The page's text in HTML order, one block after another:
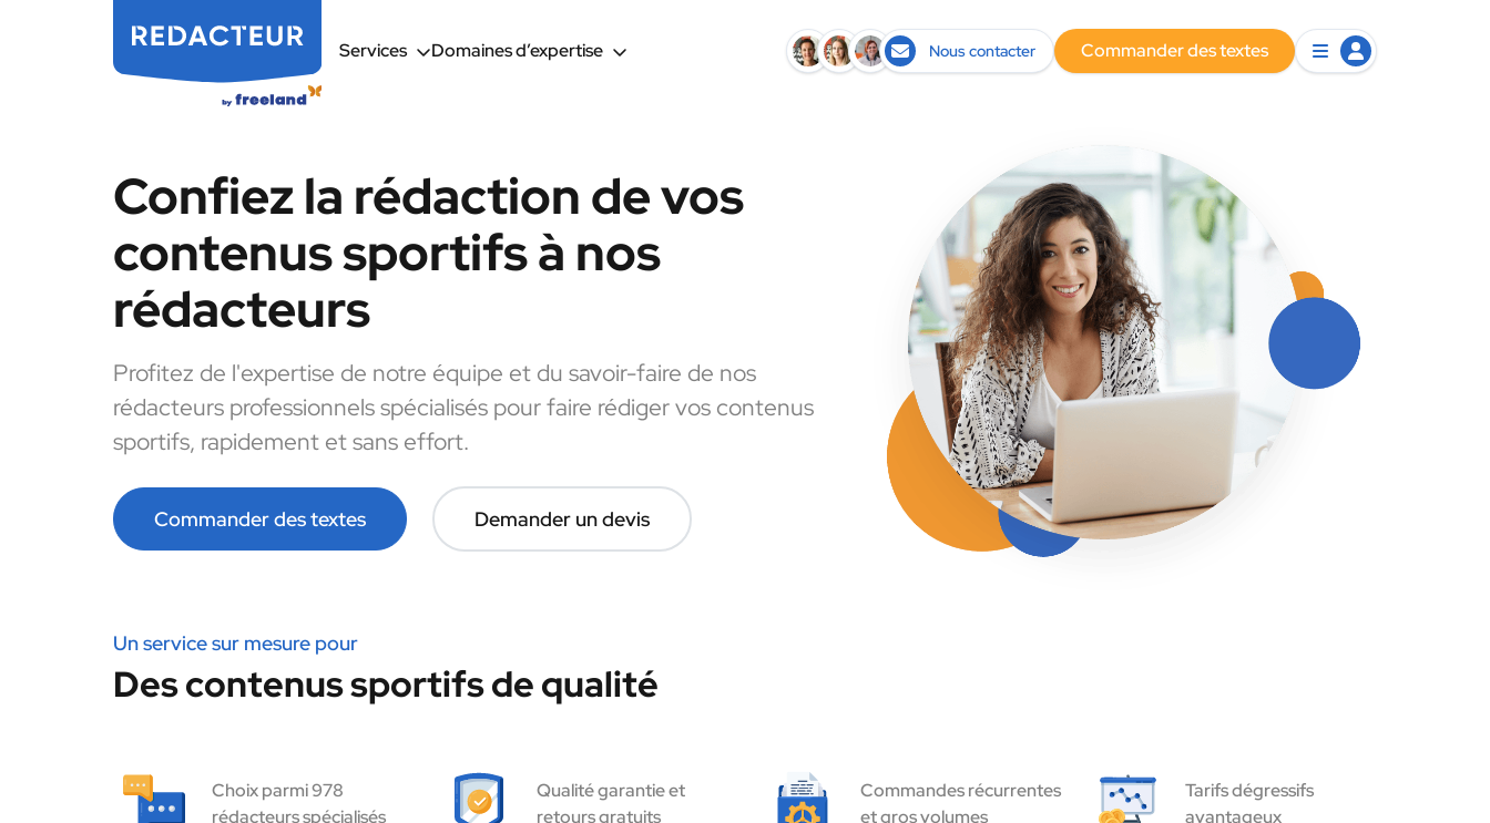
Services Domaines d’expertise Nous contacter Commander des textes
Confiez la rédaction de vos
contenus sportifs à nos
rédacteurs
Profitez de l'expertise de notre équipe et du savoir-faire de nos
rédacteurs professionnels spécialisés pour faire rédiger vos contenus
sportifs, rapidement et sans effort.
Commander des textes Demander un devis
Un service sur mesure pour
Des contenus sportifs de qualité
Choix parmi 978
rédacteurs spécialisés
Qualité garantie et
retours gratuits
Commandes récurrentes
et gros volumes
Tarifs dégressifs
avantageux